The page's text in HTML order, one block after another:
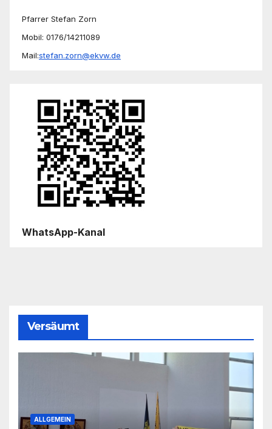
Pfarrer Stefan Zorn
Mobil: 0176/14211089
Mail:stefan.zorn@ekvw.de
WhatsApp-Kanal
Versäumt
ALLGEMEIN